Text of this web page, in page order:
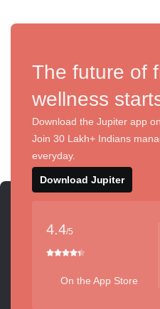
The future of
wellness
Download the Jupiter app
Join 30 Lakh+ Indians
everyday.
Download Jupiter
4.4/5
On the App Store